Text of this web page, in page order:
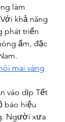
làm
Với khả năng
phát triển
ẩm, đặc
mai vàng
vào dịp Tết
báo hiệu
Người xưa